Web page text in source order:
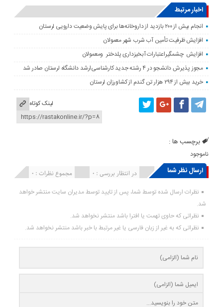
اخبار مرتبط
انجام بیش از ۲۰۰ بازدید از داروخانه‌ها برای پایش وضعیت دارویی لرستان
افزایش ظرفیت تأمین آب شرب شهر معمولان
افزایش چشمگیراعتبارات آبخیزداری پلدختر ومعمولان
مجوز پذیرش دانشجو در ۴ رشته جدید کارشناسی‌ارشد دانشگاه لرستان صادر شد
خرید بیش از ۲۹۴ هزار تن گندم از کشاورزان لرستان
لینک کوتاه
برچسب ها :
ناموجود
ارسال نظر شما مجموع نظرات : 0 در انتظار بررسی : 0 انتشار یافته : ۰
نظرات ارسال شده توسط شما، پس از تایید توسط مدیران سایت منتشر خواهد
شد.
نظراتی که حاوی تهمت یا افترا باشد منتشر نخواهد شد.
نظراتی که به غیر از زبان فارسی یا غیر مرتبط با خبر باشد منتشر نخواهد شد.